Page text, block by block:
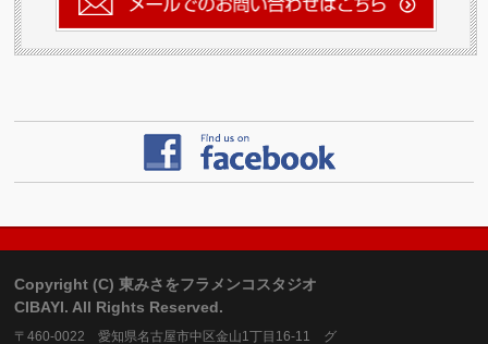
Copyright (C) 東みさをフラメンコスタジオ
CIBAYI. All Rights Reserved.
〒460-0022 愛知県名古屋市中区金山1丁目16-11 グ